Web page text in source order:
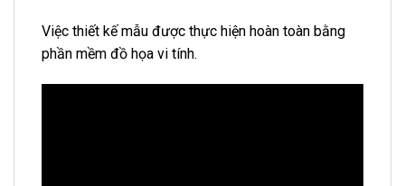
Việc thiết kế mẫu được thực hiện hoàn toàn bằng
phần mềm đồ họa vi tính.